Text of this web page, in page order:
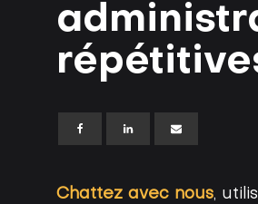
Chattez avec nous,